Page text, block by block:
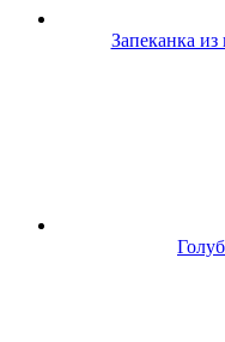
Запеканка из